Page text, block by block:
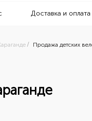
Доставка и оплата
Продажа детских